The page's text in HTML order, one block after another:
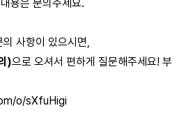
용은 문의주세요.
사항이 있으시면,
)으로 오셔서 편하게 질문해주세요! 부
o/sXfuHigi